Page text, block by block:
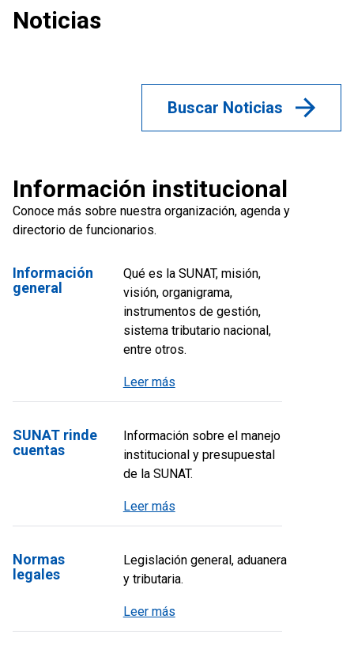
Noticias
Buscar Noticias
Información institucional
Conoce más sobre nuestra organización, agenda y
directorio de funcionarios.
Información
general
Qué es la SUNAT, misión,
visión, organigrama,
instrumentos de gestión,
sistema tributario nacional,
entre otros.
Leer más
SUNAT rinde
cuentas
Información sobre el manejo
institucional y presupuestal
de la SUNAT.
Leer más
Normas
legales
Legislación general, aduanera
y tributaria.
Leer más